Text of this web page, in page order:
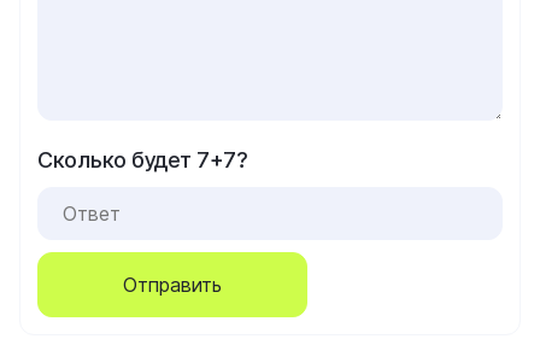
Сколько будет 7+7?
Отправить